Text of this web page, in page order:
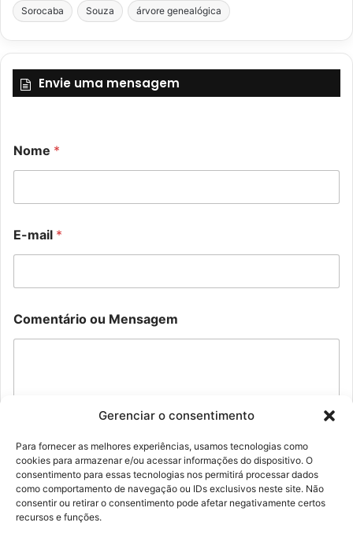
Gerenciar o consentimento
Para fornecer as melhores experiências, usamos tecnologias como
cookies para armazenar e/ou acessar informações do dispositivo. O
consentimento para essas tecnologias nos permitirá processar dados
como comportamento de navegação ou IDs exclusivos neste site. Não
consentir ou retirar o consentimento pode afetar negativamente certos
recursos e funções.
Sorocaba Souza árvore genealógica
Envie uma mensagem
-
m
M
e
n
a
e
e
Nome *
-
m
C
o
m
o
E
-
m
a
E-mail *
Comentário ou Mensagem
Enviar